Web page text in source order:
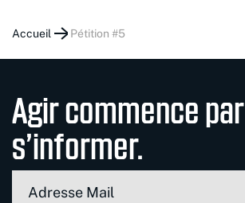
Accueil pétition #5
Agir commence par
s’informer.